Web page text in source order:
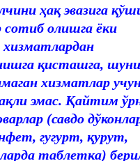
ҳақ эвазига
сотиб олишга ёки
қисташга,
хизматлар
эмас. Қайтим
(савдо
гугурт, қурут,
таблетка)